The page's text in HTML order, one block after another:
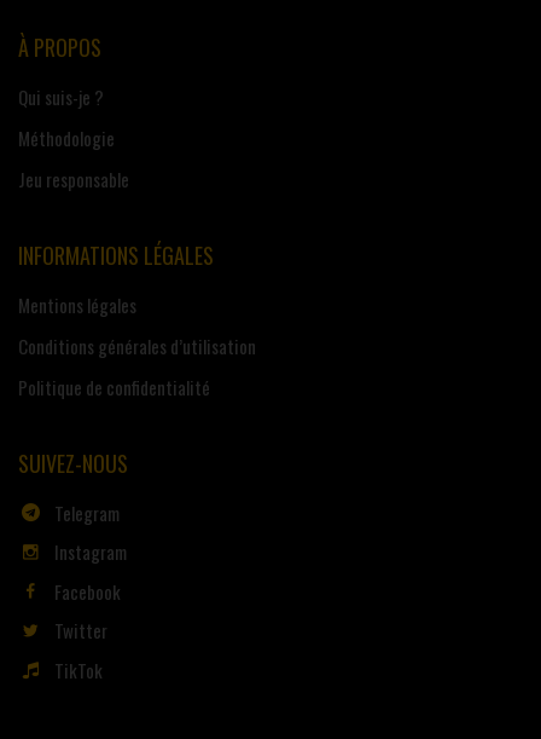
À PROPOS
Qui suis-je ?
Méthodologie
Jeu responsable
INFORMATIONS LÉGALES
Mentions légales
Conditions générales d’utilisation
Politique de confidentialité
SUIVEZ-NOUS
Telegram
Instagram
Facebook
Twitter
TikTok